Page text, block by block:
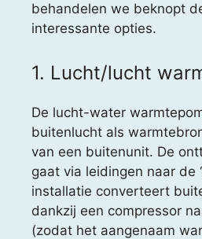
behandelen we beknopt
interessante opties.
1. Lucht/lucht
De lucht-water
buitenlucht als
van een buitenunit. De
gaat via leidingen naar de
installatie converteert
dankzij een compressor
(zodat het aangenaam